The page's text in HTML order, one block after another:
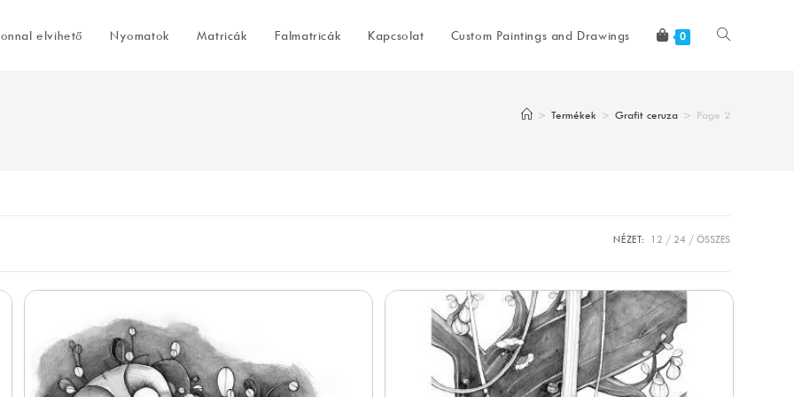
elvihető Nyomatok Matricák Falmatricák Kapcsolat Custom Paintings and Drawings 0 Toggle
> Termékek > Grafit ceruza > Page 2
NÉZET: 12 24 ÖSSZES